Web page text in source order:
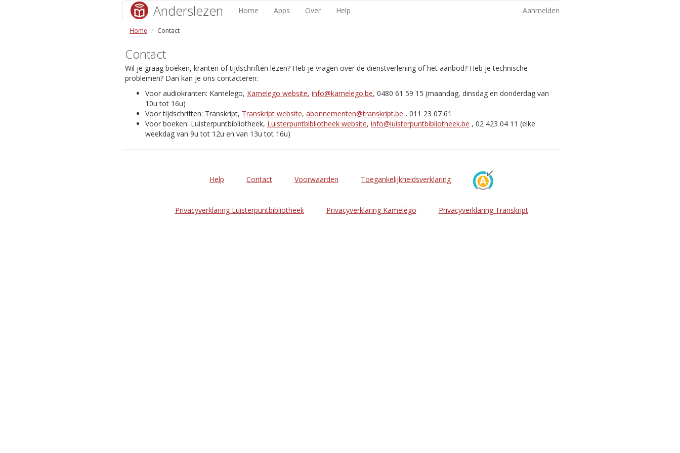
Anderslezen Home Apps Over Help Aanmelden
Home Contact
Contact
Wil je graag boeken, kranten of tijdschriften lezen? Heb je vragen over de dienstverlening of het aanbod? Heb je technische
problemen? Dan kan je ons contacteren:
Voor audiokranten: Kamelego, Kamelego website, info@kamelego.be, 0480 61 59 15 (maandag, dinsdag en donderdag van
10u tot 16u)
Voor tijdschriften: Transkript, Transkript website, abonnementen@transkript.be , 011 23 07 61
Voor boeken: Luisterpuntbibliotheek, Luisterpuntbibliotheek website, info@luisterpuntbibliotheek.be , 02 423 04 11 (elke
weekdag van 9u tot 12u en van 13u tot 16u)
Help Contact Voorwaarden Toegankelijkheidsverklaring
Privacyverklaring Luisterpuntbibliotheek Privacyverklaring Kamelego Privacyverklaring Transkript